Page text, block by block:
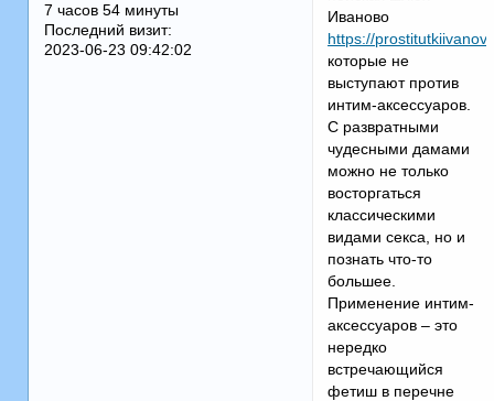
7 часов 54 минуты
Последний визит:
2023-06-23 09:42:02
Иваново
https://
которые не
выступают против
интим-аксессуаров.
С развратными
чудесными дамами
можно не только
восторгаться
классическими
видами секса, но и
познать что-то
большее.
Применение интим-
аксессуаров – это
нередко
встречающийся
фетиш в перечне